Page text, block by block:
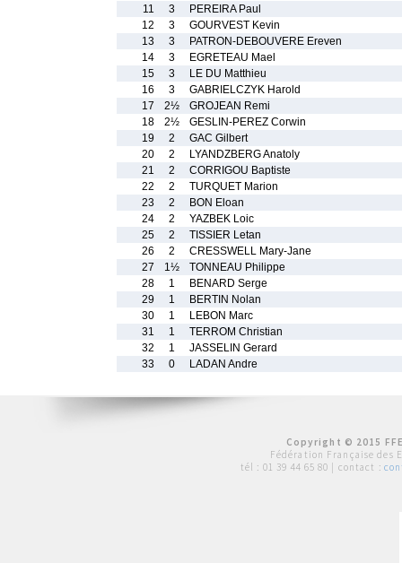
11
3
PEREIRA Paul
12
3
GOURVEST Kevin
13
3
PATRON-DEBOUVERE Ereven
14
3
EGRETEAU Mael
15
3
LE DU Matthieu
16
3
GABRIELCZYK Harold
17
2½
GROJEAN Remi
18
2½
GESLIN-PEREZ Corwin
19
2
GAC Gilbert
20
2
LYANDZBERG Anatoly
21
2
CORRIGOU Baptiste
22
2
TURQUET Marion
23
2
BON Eloan
24
2
YAZBEK Loic
25
2
TISSIER Letan
26
2
CRESSWELL Mary-Jane
27
1½
TONNEAU Philippe
28
1
BENARD Serge
29
1
BERTIN Nolan
30
1
LEBON Marc
31
1
TERROM Christian
32
1
JASSELIN Gerard
33
0 LADAN Andre
Copyright © 2015
Fédération Française des
tél : 01 39 44 65 80 | contact :